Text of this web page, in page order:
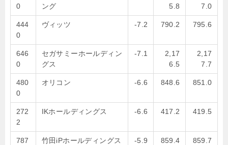
0
ング
5.8
7.0
444
0
ヴィッツ -7.2 790.2 795.6
646
0
セガサミーホールディン
グス
-7.1
2,17
6.5
2,17
7.7
480
0
オリコン -6.6 848.6 851.0
272
2
IKホールディングス -6.6 417.2 419.5
787
竹田iPホールディングス -5.9 859.4 859.7